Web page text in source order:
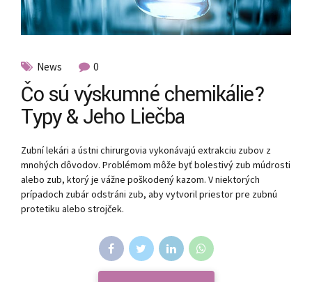
News 0
Čo sú výskumné chemikálie?
Typy & Jeho Liečba
Zubní lekári a ústni chirurgovia vykonávajú extrakciu zubov z
mnohých dôvodov. Problémom môže byť bolestivý zub múdrosti
alebo zub, ktorý je vážne poškodený kazom. V niektorých
prípadoch zubár odstráni zub, aby vytvoril priestor pre zubnú
protetiku alebo strojček.